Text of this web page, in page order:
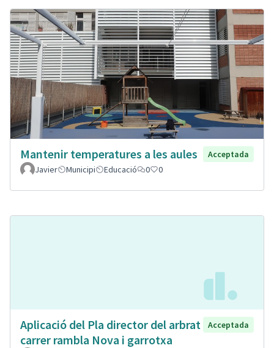
Mantenir temperatures a les aules
Acceptada
Javier
Municipi Educació 0 0
Aplicació del Pla director del arbrat
carrer rambla Nova i garrotxa
Acceptada